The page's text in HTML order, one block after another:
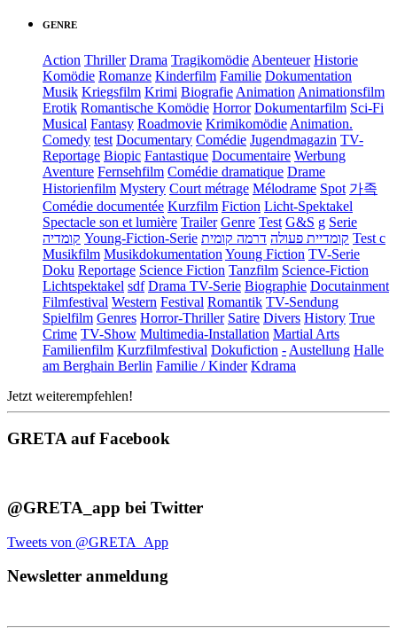
GENRE
Action Thriller Drama Tragikomödie Abenteuer Historie
Komödie Romanze Kinderfilm Familie Dokumentation
Musik Kriegsfilm Krimi Biografie Animation Animationsfilm
Erotik Romantische Komödie Horror Dokumentarfilm Sci-Fi
Musical Fantasy Roadmovie Krimikomödie Animation.
Comedy test Documentary Comédie Jugendmagazin TV-
Reportage Biopic Fantastique Documentaire Werbung
Aventure Fernsehfilm Comédie dramatique Drame
Historienfilm Mystery Court métrage Mélodrame Spot 가족
Comédie documentée Kurzfilm Fiction Licht-Spektakel
Spectacle son et lumière Trailer Genre Test G&S g Serie
קומדיה Young-Fiction-Serie קומדיית פעולה דרמה קומית
Test c
Musikfilm Musikdokumentation Young Fiction TV-Serie
Doku Reportage Science Fiction Tanzfilm Science-Fiction
Lichtspektakel sdf Drama TV-Serie Biographie Docutainment
Filmfestival Western Festival Romantik TV-Sendung
Spielfilm Genres Horror-Thriller Satire Divers History True
Crime TV-Show Multimedia-Installation Martial Arts
Familienfilm Kurzfilmfestival Dokufiction - Austellung Halle
am Berghain Berlin Familie / Kinder Kdrama
Jetzt weiterempfehlen!
GRETA auf Facebook
@GRETA_app bei Twitter
Tweets von @GRETA_App
Newsletter anmeldung